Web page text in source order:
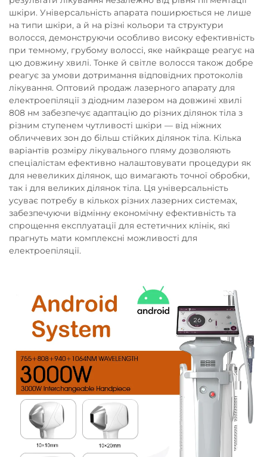
шкіри. Універсальність апарата поширюється не лише
на типи шкіри, а й на різні кольори та структури
волосся, демонструючи особливо високу ефективність
при темному, грубому волоссі, яке найкраще реагує на
цю довжину хвилі. Тонке й світле волосся також добре
реагує за умови дотримання відповідних протоколів
лікування. Оптовий продаж лазерного апарату для
електроепіляції з діодним лазером на довжині хвилі
808 нм забезпечує адаптацію до різних ділянок тіла з
різним ступенем чутливості шкіри — від ніжних
обличчевих зон до більш стійких ділянок тіла. Кілька
варіантів розміру лікувального пляму дозволяють
спеціалістам ефективно налаштовувати процедури як
для невеликих ділянок, що вимагають точної обробки,
так і для великих ділянок тіла. Ця універсальність
усуває потребу в кількох різних лазерних системах,
забезпечуючи відмінну економічну ефективність та
спрощення експлуатації для естетичних клінік, які
прагнуть мати комплексні можливості для
електроепіляції.